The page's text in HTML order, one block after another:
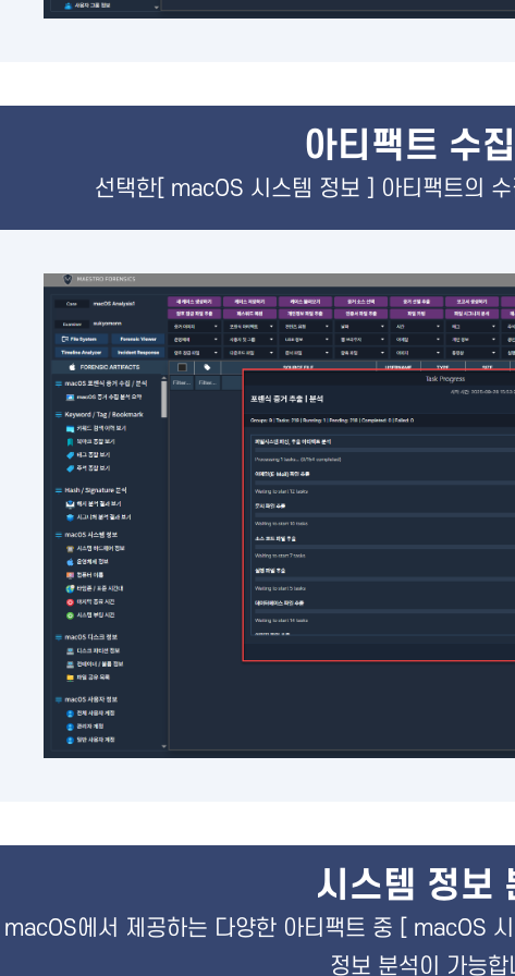
아티팩트 수집
선택한[ macOS 시스템 정보 ] 아티팩트의
시스템 정보
에서 제공하는 다양한 아티팩트 중 [ macOS
정보 분석이 가능합